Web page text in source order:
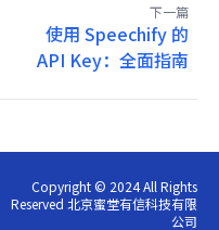
下一篇
使用 Speechify 的
API Key：全面指南
Copyright © 2024 All Rights
Reserved 北京蜜堂有信科技有限
公司